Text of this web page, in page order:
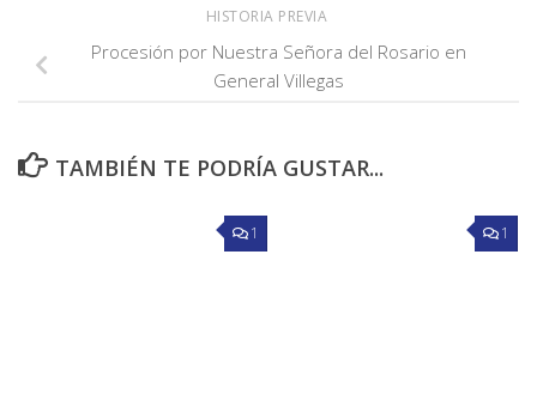
HISTORIA PREVIA
Procesión por Nuestra Señora del Rosario en
General Villegas
TAMBIÉN TE PODRÍA GUSTAR...
1 1